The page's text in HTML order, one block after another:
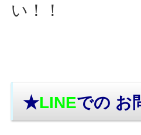
い！！
★LINEでの お